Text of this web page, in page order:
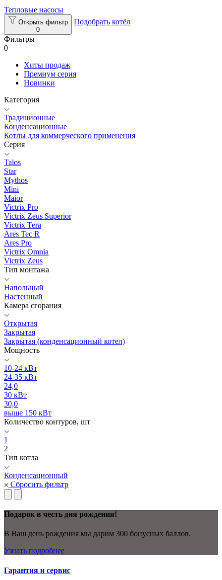
Тепловые насосы
Открыть фильтр
0
Подобрать котёл
Фильтры
0
Хиты продаж
Премиум серия
Новинки
Категория
Традиционные
Конденсационные
Котлы для коммерческого применения
Серия
Talos
Star
Mythos
Mini
Maior
Victrix Pro
Victrix Zeus Superior
Victrix Tera
Ares Tec R
Ares Pro
Victrix Omnia
Victrix Zeus
Тип монтажа
Напольный
Настенный
Камера сгорания
Открытая
Закрытая
Закрытая (конденсационный котел)
Мощность
10-24 кВт
24-35 кВт
24,0
30 кВт
30,0
выше 150 кВт
Количество контуров, шт
1
2
Тип котла
Конденсационный
Сбросить фильтр
Подарок в честь дня рождения!
В Ваш день рождения мы дарим 300 бонусных баллов.
Узнать подробнее
Гарантия и сервис